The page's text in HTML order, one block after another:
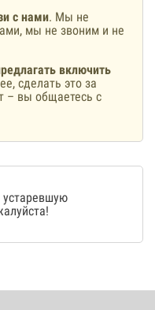
с нами. Мы не
мы не звоним и не
включить
сделать это за
– вы общаетесь с